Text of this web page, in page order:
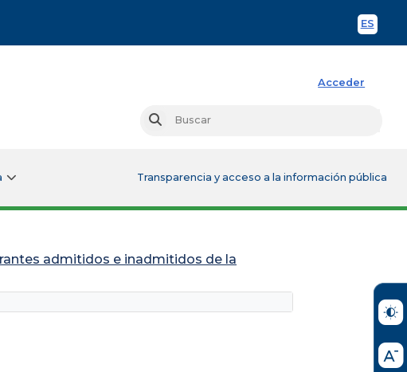
ES
Acceder
Buscar
Transparencia y acceso a la información pública
admitidos e inadmitidos de la